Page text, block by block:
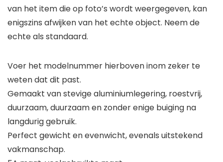
van het item die op foto’s wordt weergegeven, kan
enigszins afwijken van het echte object. Neem de
echte als standaard.
Voer het modelnummer hierboven inom zeker te
weten dat dit past.
Gemaakt van stevige aluminiumlegering, roestvrij,
duurzaam, duurzaam en zonder enige buiging na
langdurig gebruik.
Perfect gewicht en evenwicht, evenals uitstekend
vakmanschap.